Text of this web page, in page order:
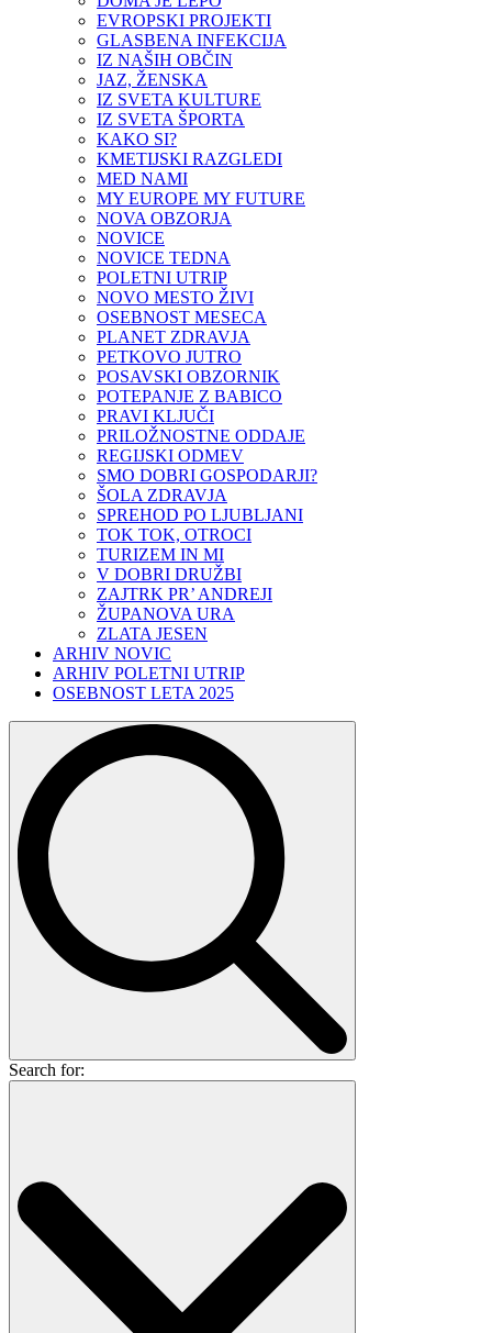
EVROPSKI PROJEKTI
GLASBENA INFEKCIJA
IZ NAŠIH OBČIN
JAZ, ŽENSKA
IZ SVETA KULTURE
IZ SVETA ŠPORTA
KAKO SI?
KMETIJSKI RAZGLEDI
MED NAMI
MY EUROPE MY FUTURE
NOVA OBZORJA
NOVICE
NOVICE TEDNA
POLETNI UTRIP
NOVO MESTO ŽIVI
OSEBNOST MESECA
PLANET ZDRAVJA
PETKOVO JUTRO
POSAVSKI OBZORNIK
POTEPANJE Z BABICO
PRAVI KLJUČI
PRILOŽNOSTNE ODDAJE
REGIJSKI ODMEV
SMO DOBRI GOSPODARJI?
ŠOLA ZDRAVJA
SPREHOD PO LJUBLJANI
TOK TOK, OTROCI
TURIZEM IN MI
V DOBRI DRUŽBI
ZAJTRK PR’ ANDREJI
ŽUPANOVA URA
ZLATA JESEN
ARHIV NOVIC
ARHIV POLETNI UTRIP
OSEBNOST LETA 2025
Search for: